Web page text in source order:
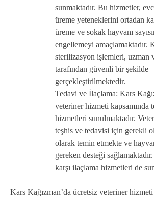
sunmaktadır. Bu hizmetler,
üreme yeteneklerini ortadan
üreme ve sokak hayvanı
engellemeyi amaçlamaktadır.
sterilizasyon işlemleri, uzman
tarafından güvenli bir şekilde
gerçekleştirilmektedir.
Tedavi ve İlaçlama: Kars
veteriner hizmeti kapsamında
hizmetleri sunulmaktadır.
teşhis ve tedavisi için gerekli
olarak temin etmekte ve
gereken desteği
karşı ilaçlama hizmetleri de
Kars Kağızman’da ücretsiz veteriner